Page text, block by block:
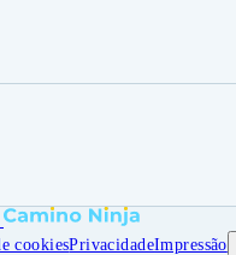
cookiesPrivacidadeImpressão